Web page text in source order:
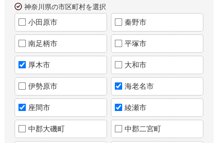
神奈川県の市区町村を選択
小田原市 秦野市
南足柄市 平塚市
厚木市 大和市
伊勢原市 海老名市
座間市 綾瀬市
中郡大磯町 中郡二宮町